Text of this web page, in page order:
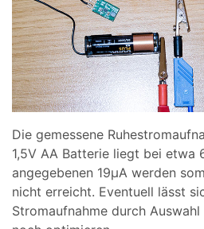
Die gemessene
1,5V AA Batterie liegt bei etwa
angegebenen 19µA werden
nicht erreicht. Eventuell lässt
Stromaufnahme durch